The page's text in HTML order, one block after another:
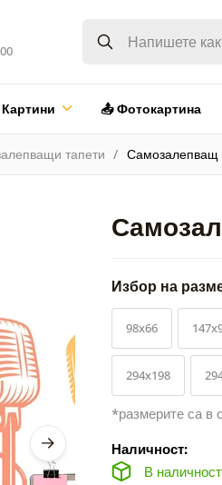
Картини 📤 Фотокартина
тапети Самозалепващ
Избор на
98x66
294x198
*размерите са в
Наличност:
В наличност